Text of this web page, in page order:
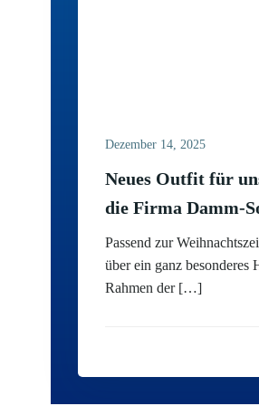
Dezember 14, 2025
Neues Outfit für
die Firma Damm-
Passend zur
über ein ganz
Rahmen der […]